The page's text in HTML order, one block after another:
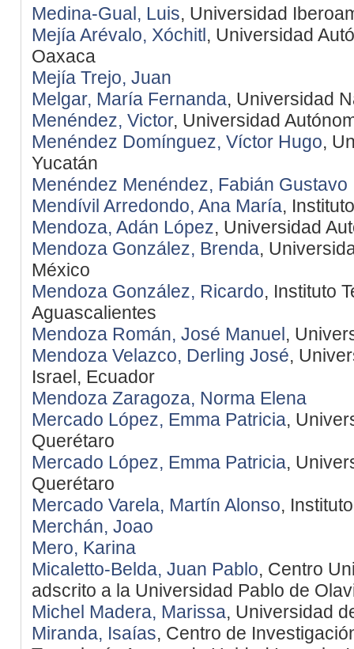
Medina-Gual, Luis, Universidad
Mejía Arévalo, Xóchitl, Universidad
Oaxaca
Mejía Trejo, Juan
Melgar, María Fernanda, Universidad
Menéndez, Victor, Universidad
Menéndez Domínguez, Víctor Hugo,
Yucatán
Menéndez Menéndez, Fabián Gustavo
Mendívil Arredondo, Ana María,
Mendoza, Adán López, Universidad
Mendoza González, Brenda,
México
Mendoza González, Ricardo, Instituto
Aguascalientes
Mendoza Román, José Manuel,
Mendoza Velazco, Derling José,
Israel, Ecuador
Mendoza Zaragoza, Norma Elena
Mercado López, Emma Patricia,
Querétaro
Mercado López, Emma Patricia,
Querétaro
Mercado Varela, Martín Alonso,
Merchán, Joao
Mero, Karina
Micaletto-Belda, Juan Pablo, Centro
adscrito a la Universidad Pablo de
Michel Madera, Marissa, Universidad
Miranda, Isaías, Centro de